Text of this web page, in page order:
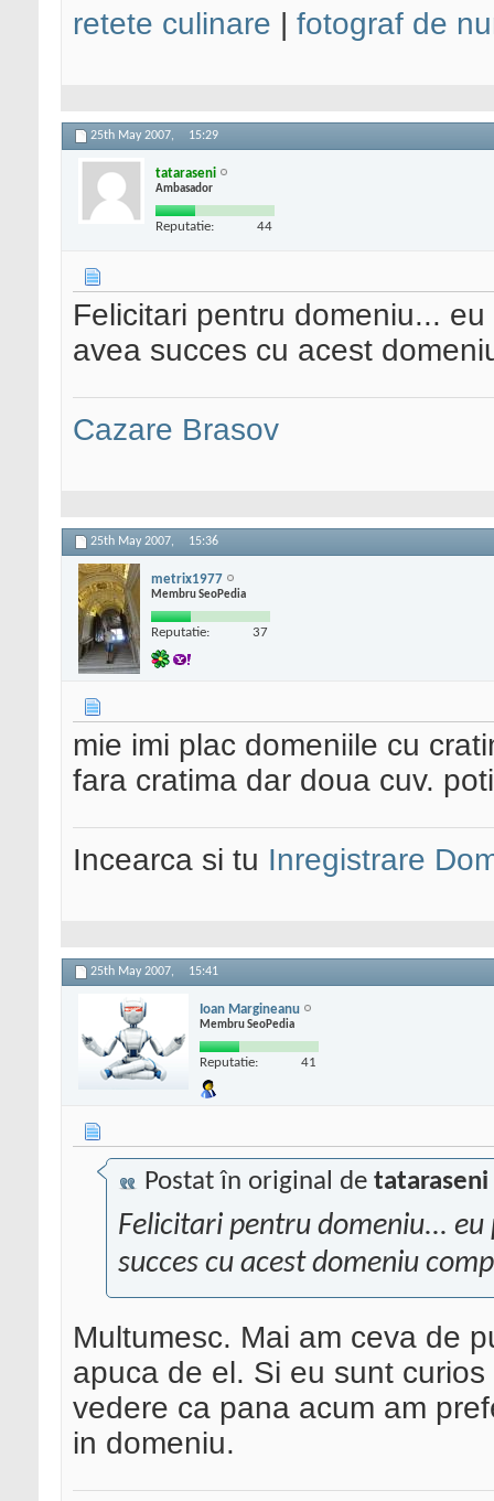
retete culinare fotograf de
25th May 2007, 15:29
tataraseni
Ambasador
Reputatie: 44
Felicitari pentru domeniu...
avea succes cu acest
Cazare Brasov
25th May 2007, 15:36
metrix1977
Membru SeoPedia
Reputatie: 37
mie imi plac domeniile cu
fara cratima dar doua cuv.
Incearca si tu Inregistrare
25th May 2007, 15:41
Ioan Margineanu
Membru SeoPedia
Reputatie: 41
Postat în original de tataraseni
Felicitari pentru domeniu...
succes cu acest domeniu
Multumesc. Mai am ceva de
apuca de el. Si eu sunt
vedere ca pana acum am
in domeniu.